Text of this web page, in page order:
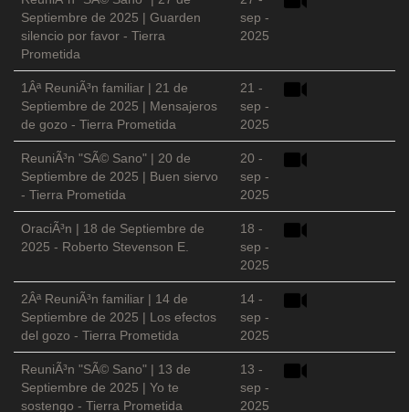
Septiembre de 2025 | Guarden
silencio por favor - Tierra
Prometida
sep -
2025
1Âª ReuniÃ³n familiar | 21 de
Septiembre de 2025 | Mensajeros
de gozo - Tierra Prometida
21 -
sep -
2025
ReuniÃ³n "SÃ© Sano" | 20 de
Septiembre de 2025 | Buen siervo
- Tierra Prometida
20 -
sep -
2025
OraciÃ³n | 18 de Septiembre de
2025 - Roberto Stevenson E.
18 -
sep -
2025
2Âª ReuniÃ³n familiar | 14 de
Septiembre de 2025 | Los efectos
del gozo - Tierra Prometida
14 -
sep -
2025
ReuniÃ³n "SÃ© Sano" | 13 de
Septiembre de 2025 | Yo te
sostengo - Tierra Prometida
13 -
sep -
2025